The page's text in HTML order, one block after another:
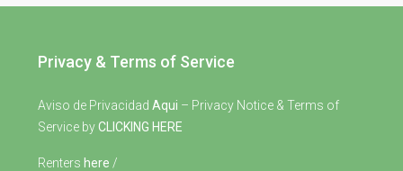
Privacy & Terms of Service
Aviso de Privacidad Aqui – Privacy Notice & Terms of
Service byCLICKING HERE
Renters here /